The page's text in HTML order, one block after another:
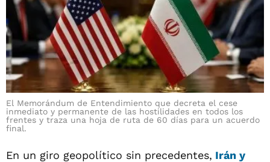
El Memorándum de Entendimiento que decreta el cese
inmediato y permanente de las hostilidades en todos los
frentes y traza una hoja de ruta de 60 días para un acuerdo
final.
En un giro geopolítico sin precedentes, Irán y